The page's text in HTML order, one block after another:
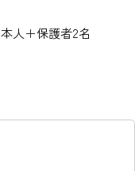
本人＋保護者2名